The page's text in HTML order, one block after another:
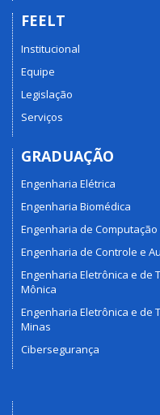
FEELT
Institucional
Equipe
Legislação
Serviços
GRADUAÇÃO
Engenharia Elétrica
Engenharia Biomédica
Engenharia de
Engenharia de Controle e
Engenharia Eletrônica e de
Mônica
Engenharia Eletrônica e de
Minas
Cibersegurança